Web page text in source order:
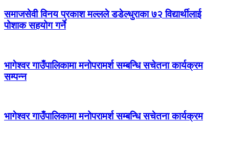
समाजसेवी विनय प्रकाश मल्लले डडेल्धुराका ७२ विद्यार्थीलाई
पोशाक सहयोग गर्ने
भागेश्वर गाउँपालिकामा मनोपरामर्श सम्बन्धि सचेतना कार्यक्रम
सम्पन्न
भागेश्वर गाउँपालिकामा मनोपरामर्श सम्बन्धि सचेतना कार्यक्रम